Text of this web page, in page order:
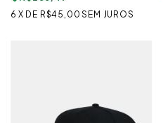
6 X DE R$45,00 SEM JUROS